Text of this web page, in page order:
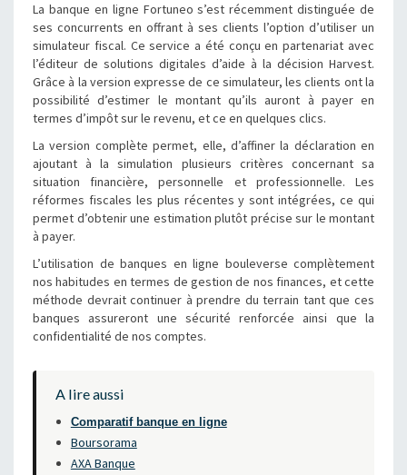
La banque en ligne Fortuneo s’est récemment distinguée de
ses concurrents en offrant à ses clients l’option d’utiliser un
simulateur fiscal. Ce service a été conçu en partenariat avec
l’éditeur de solutions digitales d’aide à la décision Harvest.
Grâce à la version expresse de ce simulateur, les clients ont la
possibilité d’estimer le montant qu’ils auront à payer en
termes d’impôt sur le revenu, et ce en quelques clics.
La version complète permet, elle, d’affiner la déclaration en
ajoutant à la simulation plusieurs critères concernant sa
situation financière, personnelle et professionnelle. Les
réformes fiscales les plus récentes y sont intégrées, ce qui
permet d’obtenir une estimation plutôt précise sur le montant
à payer.
L’utilisation de banques en ligne bouleverse complètement
nos habitudes en termes de gestion de nos finances, et cette
méthode devrait continuer à prendre du terrain tant que ces
banques assureront une sécurité renforcée ainsi que la
confidentialité de nos comptes.
A lire aussi
Comparatif banque en ligne
Boursorama
AXA Banque